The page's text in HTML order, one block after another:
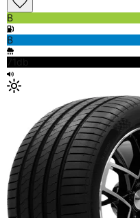
B
B
71db